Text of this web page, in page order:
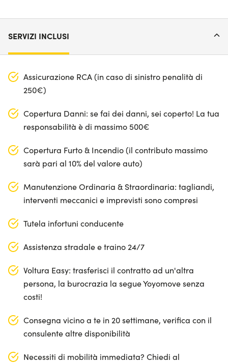
SERVIZI INCLUSI
Assicurazione RCA (in caso di sinistro penalità di
250€)
Copertura Danni: se fai dei danni, sei coperto! La tua
responsabilità è di massimo 500€
Copertura Furto & Incendio (il contributo massimo
sarà pari al 10% del valore auto)
Manutenzione Ordinaria & Straordinaria: tagliandi,
interventi meccanici e imprevisti sono compresi
Tutela infortuni conducente
Assistenza stradale e traino 24/7
Voltura Easy: trasferisci il contratto ad un'altra
persona, la burocrazia la segue Yoyomove senza
costi!
Consegna vicino a te in 20 settimane, verifica con il
consulente altre disponibilità
Necessiti di mobilità immediata? Chiedi al